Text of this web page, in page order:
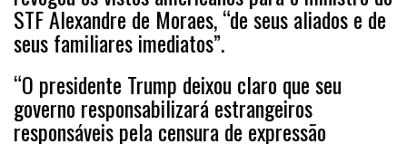
STF Alexandre de Moraes, “de seus aliados e de
seus familiares imediatos”.
“O presidente Trump deixou claro que seu
governo responsabilizará estrangeiros
responsáveis pela censura de expressão